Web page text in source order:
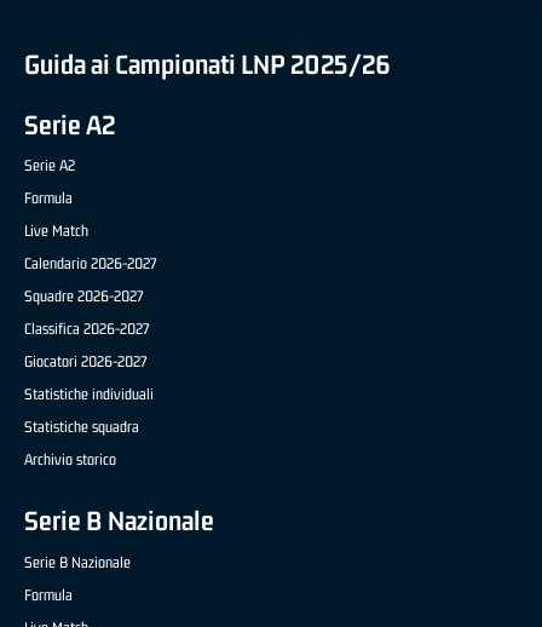
Guida ai Campionati LNP 2025/26
Serie A2
Serie A2
Formula
Live Match
Calendario 2026-2027
Squadre 2026-2027
Classifica 2026-2027
Giocatori 2026-2027
Statistiche individuali
Statistiche squadra
Archivio storico
Serie B Nazionale
Serie B Nazionale
Formula